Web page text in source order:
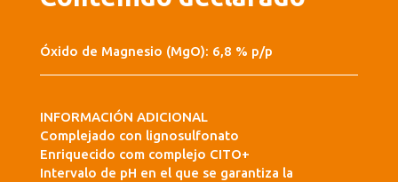
Óxido de Magnesio (MgO): 6,8 % p/p
INFORMACIÓN ADICIONAL
Complejado con lignosulfonato
Enriquecido com complejo CITO+
Intervalo de pH en el que se garantiza la